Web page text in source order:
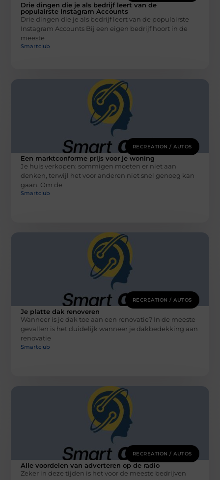
Drie dingen die je als bedrijf leert van de
populairste Instagram Accounts
Drie dingen die je als bedrijf leert van de populairste
Instagram Accounts Bij een eigen bedrijf hoort in de
meeste
Smartclub
RECREATION / AUTOS
Een marktconforme prijs voor je woning
Je huis verkopen: sommigen moeten er niet aan
denken, terwijl het voor anderen niet snel genoeg kan
gaan. Om de
Smartclub
RECREATION / AUTOS
Je platte dak renoveren
Wanneer is je dak toe aan een renovatie? In de meeste
gevallen is het duidelijk wanneer je dakbedekking aan
renovatie
Smartclub
RECREATION / AUTOS
Alle voordelen van adverteren op de radio
Zeker in deze tijden is het voor de meeste bedrijven